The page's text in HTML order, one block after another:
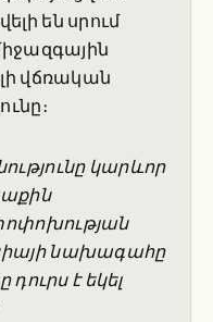
են սրում
վճռական
կարևոր
նախագահը
է եկել